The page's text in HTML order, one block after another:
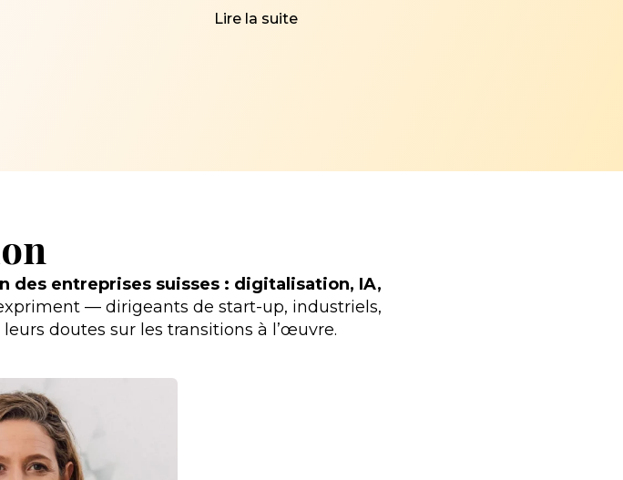
Lire la suite
des entreprises suisses : digitalisation, IA,
— dirigeants de start-up, industriels,
doutes sur les transitions à l’œuvre.